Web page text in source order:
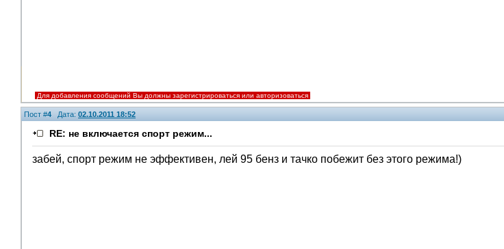
Для добавления сообщений Вы должны зарегистрироваться или авторизоваться
Пост #4Дата: 02.10.2011 18:52
RE: не включается спорт режим...
забей, спорт режим не эффективен, лей 95 бенз и тачко побежит без этого режима!)